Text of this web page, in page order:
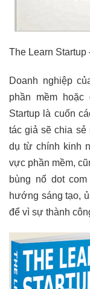
The Learn
Doanh nghiệp
phần mềm hoặc
Startup là cuốn
tác giả sẽ chia
dụ từ chính kinh
vực phần mềm,
bùng nổ dot
hướng sáng tạo,
để vì sự thành